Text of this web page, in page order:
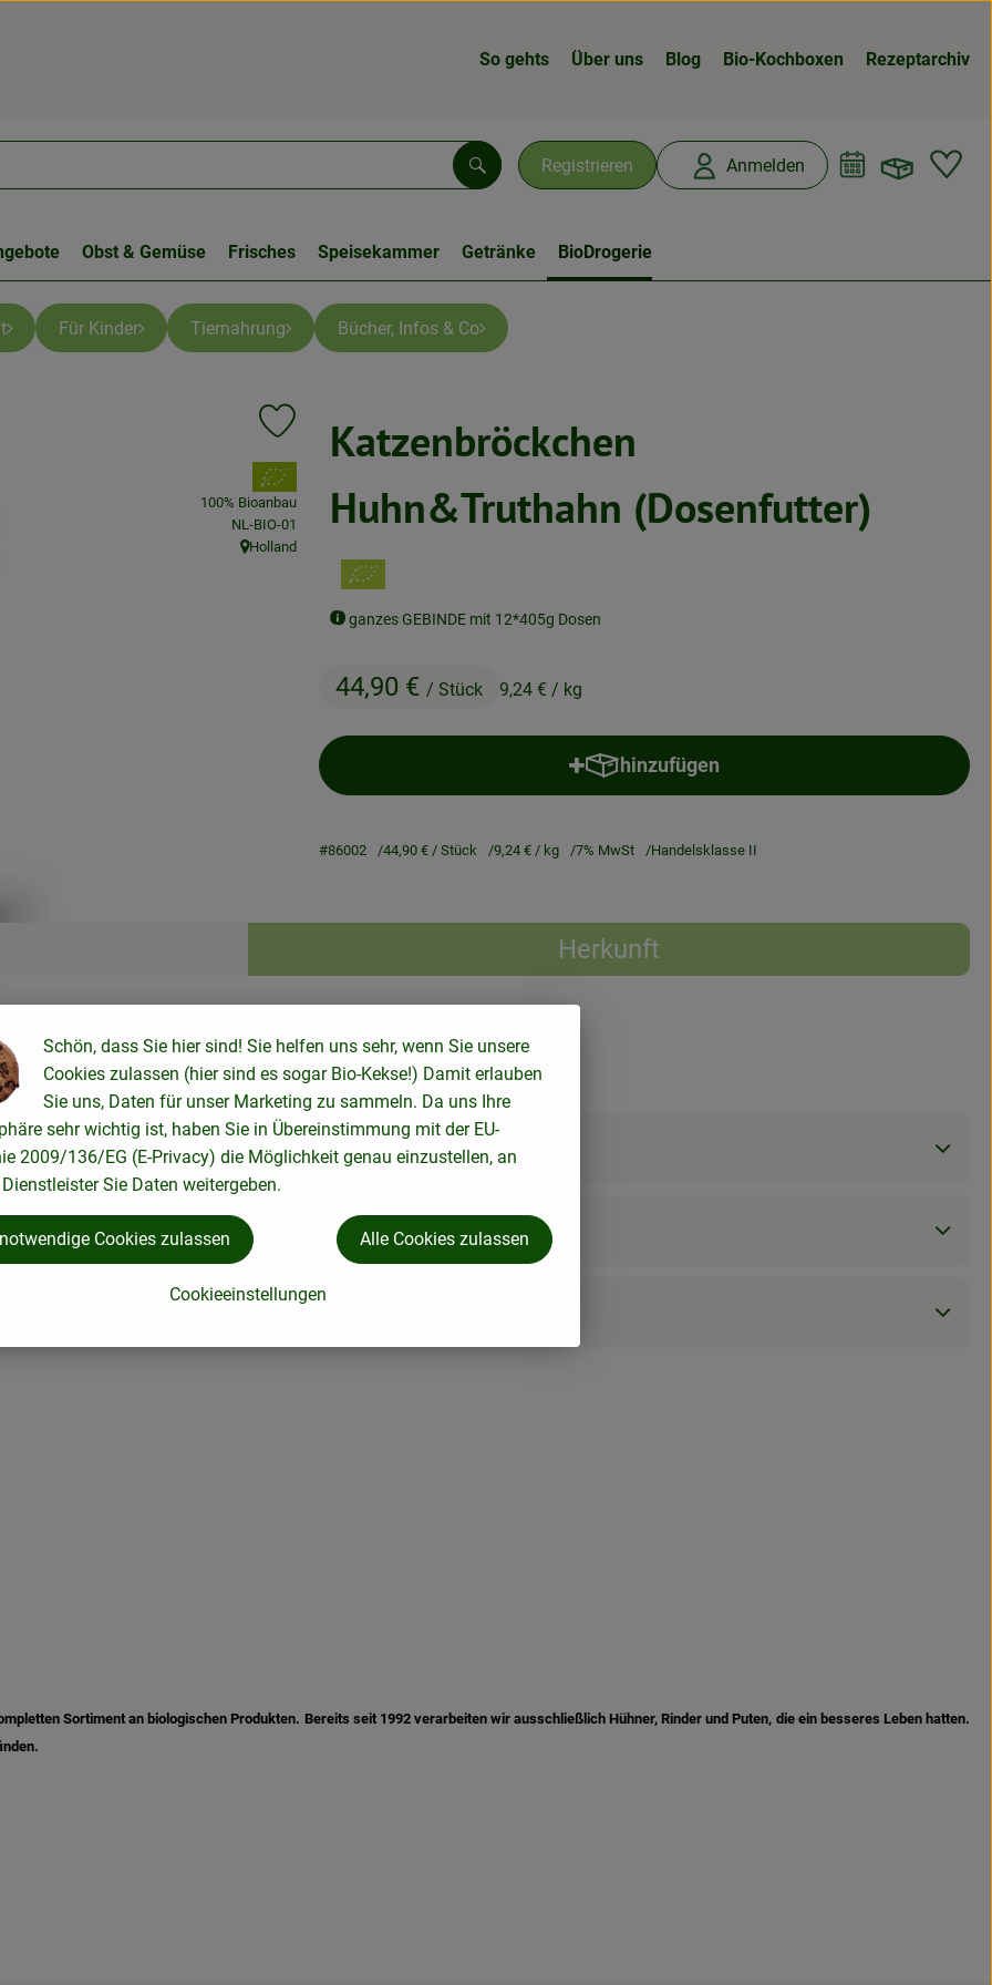
So gehts Über uns Blog Bio-Kochboxen Rezeptarchiv
Registrieren Anmelden
Suchen
Obst & Gemüse Frisches Speisekammer Getränke BioDrogerie
Für Kinder Tiernahrung Bücher, Infos & Co
Katzenbröckchen
Huhn&Truthahn (Dosenfutter)
ganzes GEBINDE mit 12*405g Dosen
44,90 € / Stück 9,24 € / kg
Produkt zu Favouriten hinzufügen
, Verband:
100% Bioanbau
, Kontrollstelle:
NL-BIO-01
, Herkunft:
Holland
hinzufügen
Produkt zum Warenkorb hinzufügen
#86002 44,90 € / Stück 9,24 € / kg 7% MwSt Handelsklasse II
Rezepte
Herkunft
Sortiment an biologischen Produkten. Bereits seit 1992 verarbeiten wir ausschließlich Hühner, Rinder und Puten, die ein besseres Leben hatten.
Schön, dass Sie hier sind! Sie helfen uns sehr, wenn Sie unsere
Cookies zulassen (hier sind es sogar Bio-Kekse!) Damit erlauben
Sie uns, Daten für unser Marketing zu sammeln. Da uns Ihre
sehr wichtig ist, haben Sie in Übereinstimmung mit der EU-
2009/136/EG (E-Privacy) die Möglichkeit genau einzustellen, an
Sie Daten weitergeben.
Cookieeinstellungen
Cookies zulassen Alle Cookies zulassen